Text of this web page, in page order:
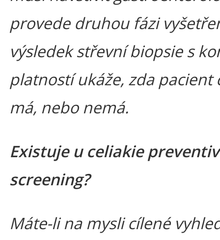
provede druhou fázi
výsledek střevní biopsie s
platností ukáže, zda pacient
má, nebo nemá.
Existuje u celiakie
screening?
Máte-li na mysli cílené